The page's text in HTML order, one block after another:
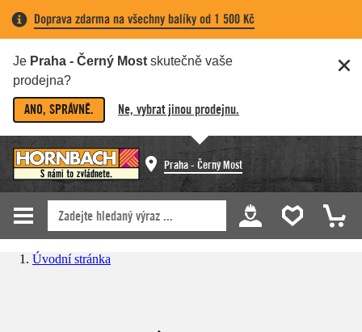
Doprava zdarma na všechny balíky od 1 500 Kč
Je Praha - Černý Most skutečně vaše
prodejna?
ANO, SPRÁVNĚ. Ne, vybrat jinou prodejnu.
Praha - Černý Most
Úvodní stránka